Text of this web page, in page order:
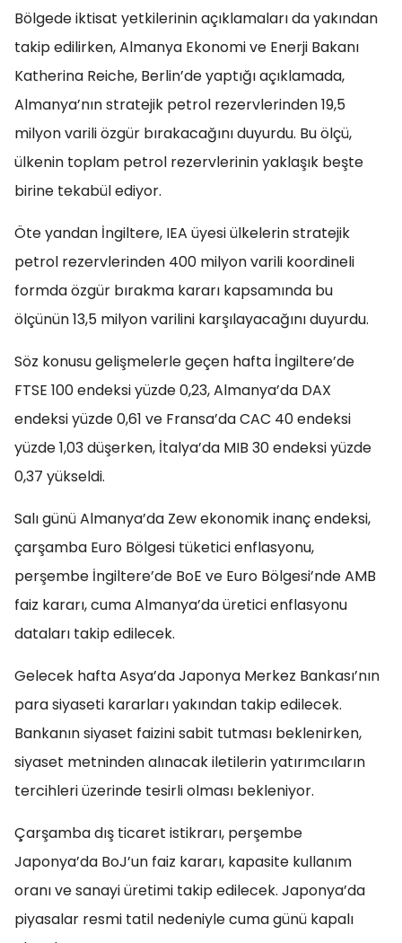
Bölgede iktisat yetkilerinin açıklamaları da yakından
takip edilirken, Almanya Ekonomi ve Enerji Bakanı
Katherina Reiche, Berlin’de yaptığı açıklamada,
Almanya’nın stratejik petrol rezervlerinden 19,5
milyon varili özgür bırakacağını duyurdu. Bu ölçü,
ülkenin toplam petrol rezervlerinin yaklaşık beşte
birine tekabül ediyor.
Öte yandan İngiltere, IEA üyesi ülkelerin stratejik
petrol rezervlerinden 400 milyon varili koordineli
formda özgür bırakma kararı kapsamında bu
ölçünün 13,5 milyon varilini karşılayacağını duyurdu.
Söz konusu gelişmelerle geçen hafta İngiltere’de
FTSE 100 endeksi yüzde 0,23, Almanya’da DAX
endeksi yüzde 0,61 ve Fransa’da CAC 40 endeksi
yüzde 1,03 düşerken, İtalya’da MIB 30 endeksi yüzde
0,37 yükseldi.
Salı günü Almanya’da Zew ekonomik inanç endeksi,
çarşamba Euro Bölgesi tüketici enflasyonu,
perşembe İngiltere’de BoE ve Euro Bölgesi’nde AMB
faiz kararı, cuma Almanya’da üretici enflasyonu
dataları takip edilecek.
Gelecek hafta Asya’da Japonya Merkez Bankası’nın
para siyaseti kararları yakından takip edilecek.
Bankanın siyaset faizini sabit tutması beklenirken,
siyaset metninden alınacak iletilerin yatırımcıların
tercihleri üzerinde tesirli olması bekleniyor.
Çarşamba dış ticaret istikrarı, perşembe
Japonya’da BoJ’un faiz kararı, kapasite kullanım
oranı ve sanayi üretimi takip edilecek. Japonya’da
piyasalar resmi tatil nedeniyle cuma günü kapalı